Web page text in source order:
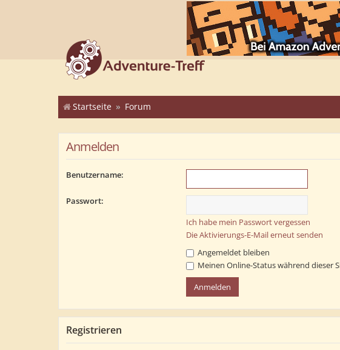
Startseite Forum
Anmelden
Benutzername:
Passwort:
Ich habe mein Passwort vergessen
Die Aktivierungs-E-Mail erneut senden
Angemeldet bleiben
Meinen Online-Status während dieser
Registrieren